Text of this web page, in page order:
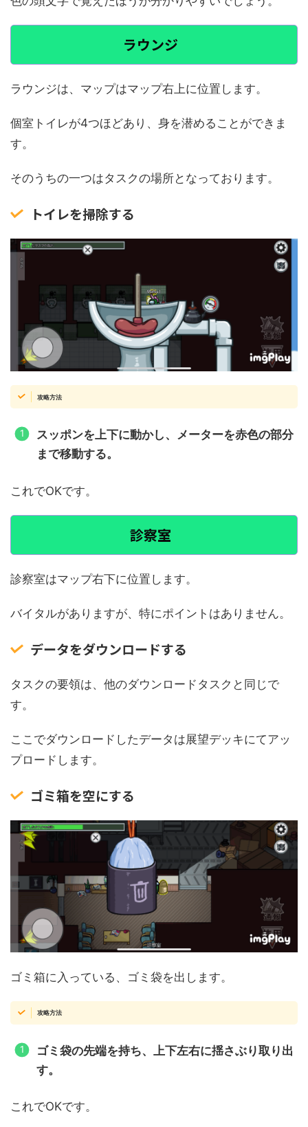
ラウンジ
ラウンジは、マップはマップ右上に位置します。
個室トイレが4つほどあり、身を潜めることができま
す。
そのうちの一つはタスクの場所となっております。
トイレを掃除する
攻略方法
スッポンを上下に動かし、メーターを赤色の部分
まで移動する。
これでOKです。
診察室
診察室はマップ右下に位置します。
バイタルがありますが、特にポイントはありません。
データをダウンロードする
タスクの要領は、他のダウンロードタスクと同じで
す。
ここでダウンロードしたデータは展望デッキにてアッ
プロードします。
ゴミ箱を空にする
ゴミ箱に入っている、ゴミ袋を出します。
攻略方法
ゴミ袋の先端を持ち、上下左右に揺さぶり取り出
す。
これでOKです。